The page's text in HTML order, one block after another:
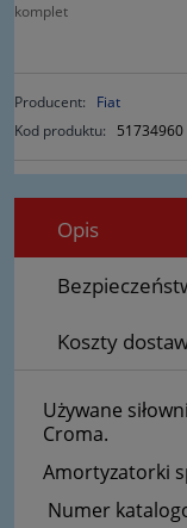
komplet
Producent:
Fiat
Kod produktu:
51734960
Opis
Koszty
Cena nie zawiera
Używane
Croma.
Amortyzatorki
Numer